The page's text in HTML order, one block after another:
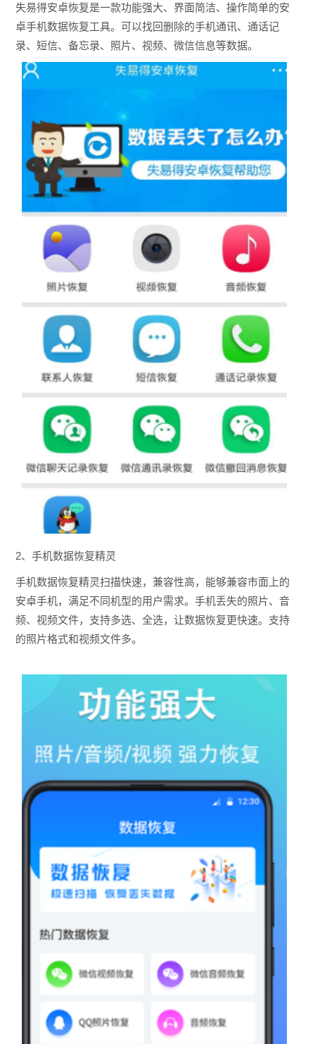
失易得安卓恢复是一款功能强大、界面简洁、操作简单的安
卓手机数据恢复工具。可以找回删除的手机通讯、通话记
录、短信、备忘录、照片、视频、微信信息等数据。
2、手机数据恢复精灵
手机数据恢复精灵扫描快速，兼容性高，能够兼容市面上的
安卓手机，满足不同机型的用户需求。手机丢失的照片、音
频、视频文件，支持多选、全选，让数据恢复更快速。支持
的照片格式和视频文件多。